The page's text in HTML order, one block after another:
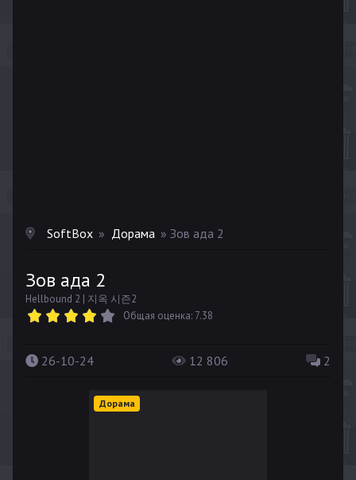
SoftBox » Дорама » Зов ада 2
Зов ада 2
Hellbound 2 | 지옥 시즌2
Общая оценка: 7.38
26-10-24 12 806 2
Дорама